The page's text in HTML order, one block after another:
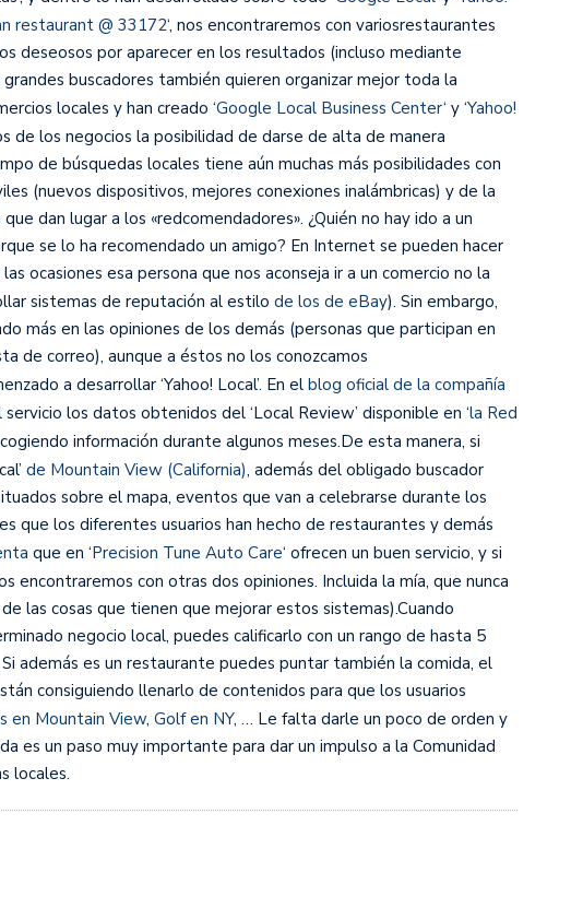
restaurant @ 33172‘, nos encontraremos con variosrestaurantes
deseosos por aparecer en los resultados (incluso mediante
buscadores también quieren organizar mejor toda la
locales y han creado ‘Google Local Business Center‘ y ‘Yahoo!
de los negocios la posibilidad de darse de alta de manera
de búsquedas locales tiene aún muchas más posibilidades con
(nuevos dispositivos, mejores conexiones inalámbricas) y de la
dan lugar a los «redcomendadores». ¿Quién no hay ido a un
se lo ha recomendado un amigo? En Internet se pueden hacer
ocasiones esa persona que nos aconseja ir a un comercio no la
sistemas de reputación al estilo de los de eBay). Sin embargo,
más en las opiniones de los demás (personas que participan en
de correo), aunque a éstos no los conozcamos
a desarrollar ‘Yahoo! Local’. En el blog oficial de la compañía
los datos obtenidos del ‘Local Review’ disponible en ‘la Red
información durante algunos meses.De esta manera, si
de Mountain View (California), además del obligado buscador
sobre el mapa, eventos que van a celebrarse durante los
que los diferentes usuarios han hecho de restaurantes y demás
que en ‘Precision Tune Auto Care‘ ofrecen un buen servicio, y si
encontraremos con otras dos opiniones. Incluida la mía, que nunca
las cosas que tienen que mejorar estos sistemas).Cuando
negocio local, puedes calificarlo con un rango de hasta 5
además es un restaurante puedes puntar también la comida, el
consiguiendo llenarlo de contenidos para que los usuarios
en Mountain View, Golf en NY, … Le falta darle un poco de orden y
es un paso muy importante para dar un impulso a la Comunidad
locales.